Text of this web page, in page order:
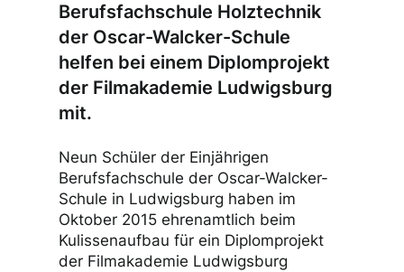
Berufsfachschule Holztechnik
der Oscar-Walcker-Schule
helfen bei einem Diplomprojekt
der Filmakademie Ludwigsburg
mit.
Neun Schüler der Einjährigen
Berufsfachschule der Oscar-Walcker-
Schule in Ludwigsburg haben im
Oktober 2015 ehrenamtlich beim
Kulissenaufbau für ein Diplomprojekt
der Filmakademie Ludwigsburg